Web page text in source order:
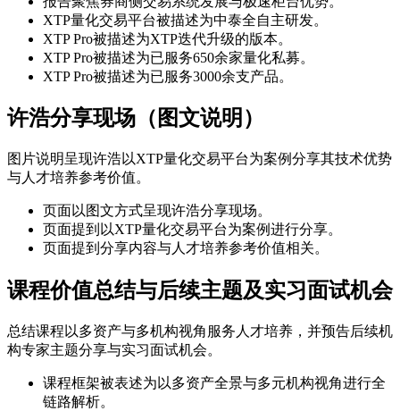
XTP量化交易平台被描述为中泰全自主研发。
XTP Pro被描述为XTP迭代升级的版本。
XTP Pro被描述为已服务650余家量化私募。
XTP Pro被描述为已服务3000余支产品。
许浩分享现场（图文说明）
图片说明呈现许浩以XTP量化交易平台为案例分享其技术优势
与人才培养参考价值。
页面以图文方式呈现许浩分享现场。
页面提到以XTP量化交易平台为案例进行分享。
页面提到分享内容与人才培养参考价值相关。
课程价值总结与后续主题及实习面试机会
总结课程以多资产与多机构视角服务人才培养，并预告后续机
构专家主题分享与实习面试机会。
课程框架被表述为以多资产全景与多元机构视角进行全
链路解析。